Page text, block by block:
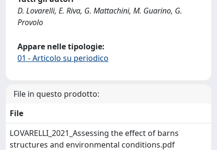
D. Lovarelli, E. Riva, G. Mattachini, M. Guarino, G.
Provolo
Appare nelle tipologie:
01 - Articolo su periodico
File in questo prodotto:
File
LOVARELLI_2021_Assessing the effect of barns
structures and environmental conditions.pdf